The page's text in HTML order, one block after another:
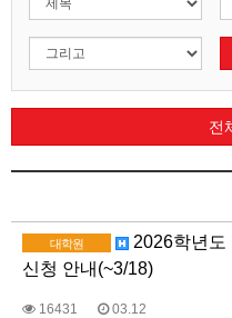
전
대학원
2026학년도
신청 안내(~3/18)
16431 03.12